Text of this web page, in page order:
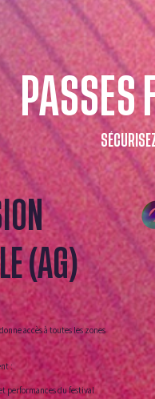
PASSES
(AG)
accès à toutes les zones
:
performances du festival